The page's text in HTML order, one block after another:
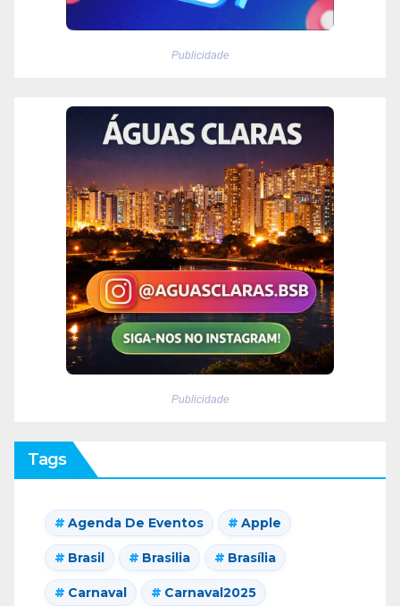
Publicidade
Publicidade
Tags
Agenda De Eventos Apple
Brasil Brasilia Brasília
Carnaval Carnaval2025